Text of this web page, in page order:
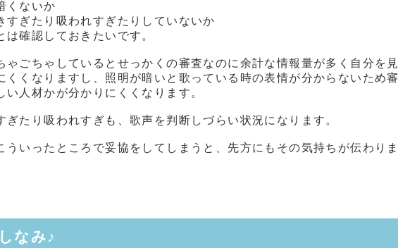
くないか
すぎたり吸われすぎたりしていないか
は確認しておきたいです。
ゃごちゃしているとせっかくの審査なのに余計な情報量が多く自分を見
くくなりますし、照明が暗いと歌っている時の表情が分からないため審
い人材かが分かりにくくなります。
ぎたり吸われすぎも、歌声を判断しづらい状況になります。
ういったところで妥協をしてしまうと、先方にもその気持ちが伝わりま
なみ♪